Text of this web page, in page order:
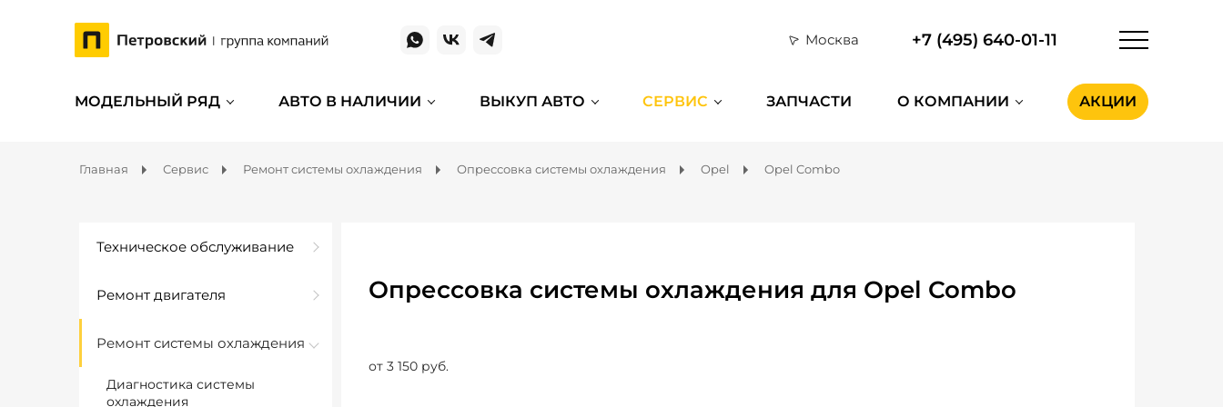
Москва +7 (495) 640-01-11
МОДЕЛЬНЫЙ РЯД АВТО В НАЛИЧИИ ВЫКУП АВТО СЕРВИС ЗАПЧАСТИ О КОМПАНИИ АКЦИИ
Главная Сервис Ремонт системы охлаждения Опрессовка системы охлаждения Opel Opel Combo
Техническое обслуживание
Ремонт двигателя
Ремонт системы охлаждения
Диагностика системы
охлаждения
Опрессовка системы охлаждения для Opel Combo
от 3 150 руб.